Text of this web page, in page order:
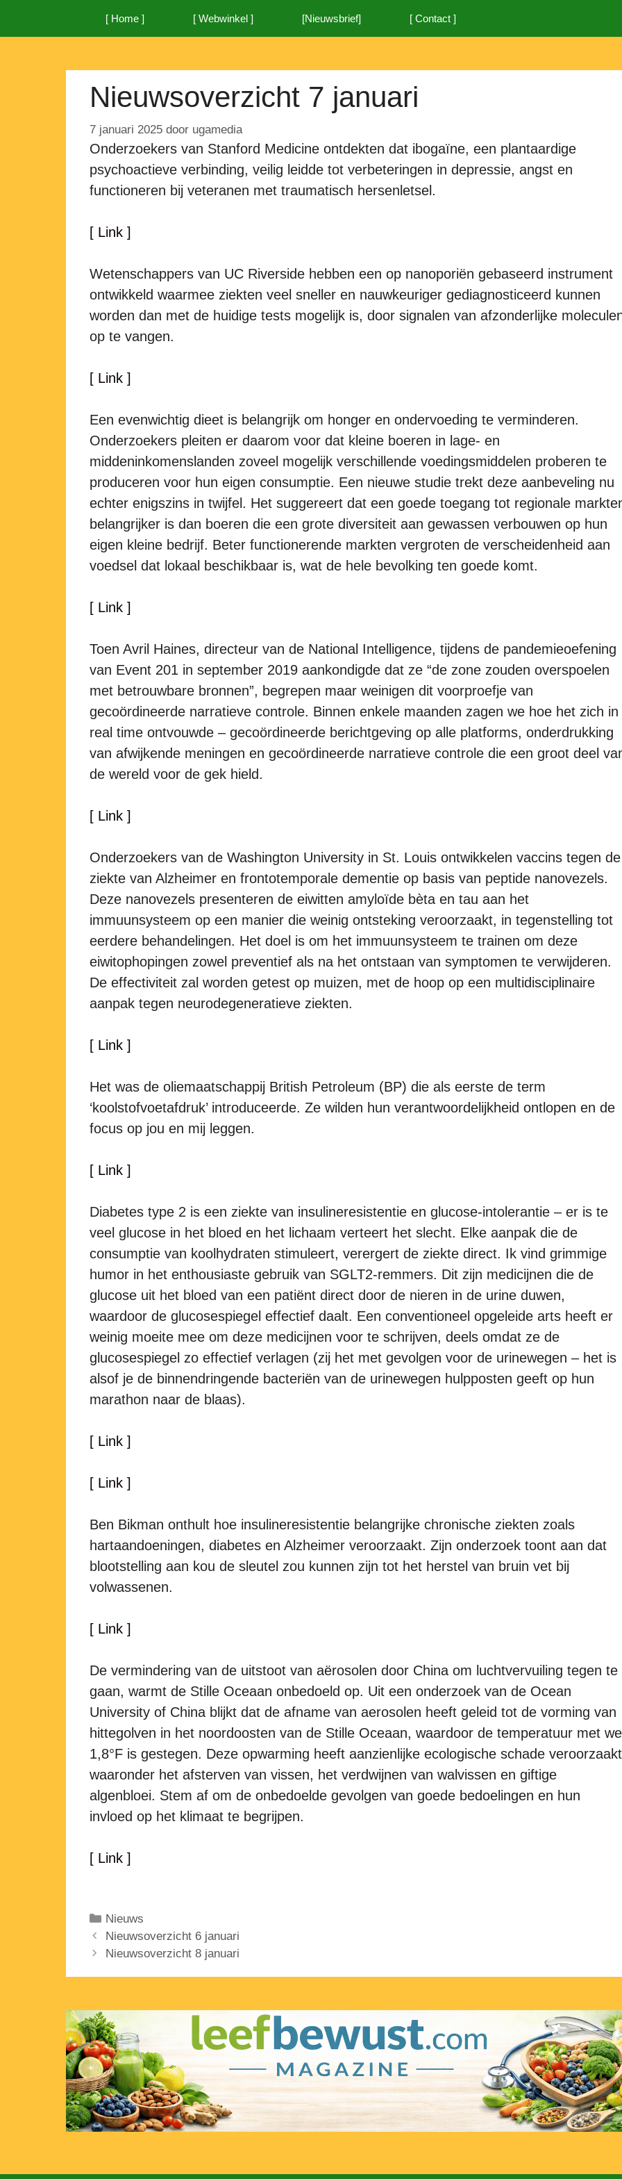
[ Home ] [ Webwinkel ] [Nieuwsbrief] [ Contact ]
Nieuwsoverzicht 7 januari
7 januari 2025 door ugamedia
Onderzoekers van Stanford Medicine ontdekten dat ibogaïne, een plantaardige
psychoactieve verbinding, veilig leidde tot verbeteringen in depressie, angst en
functioneren bij veteranen met traumatisch hersenletsel.
[ Link ]
Wetenschappers van UC Riverside hebben een op nanoporiën gebaseerd instrument
ontwikkeld waarmee ziekten veel sneller en nauwkeuriger gediagnosticeerd kunnen
worden dan met de huidige tests mogelijk is, door signalen van afzonderlijke
op te vangen.
[ Link ]
Een evenwichtig dieet is belangrijk om honger en ondervoeding te verminderen.
Onderzoekers pleiten er daarom voor dat kleine boeren in lage- en
middeninkomenslanden zoveel mogelijk verschillende voedingsmiddelen proberen te
produceren voor hun eigen consumptie. Een nieuwe studie trekt deze aanbeveling nu
echter enigszins in twijfel. Het suggereert dat een goede toegang tot regionale
belangrijker is dan boeren die een grote diversiteit aan gewassen verbouwen op hun
eigen kleine bedrijf. Beter functionerende markten vergroten de verscheidenheid aan
voedsel dat lokaal beschikbaar is, wat de hele bevolking ten goede komt.
[ Link ]
Toen Avril Haines, directeur van de National Intelligence, tijdens de pandemieoefening
van Event 201 in september 2019 aankondigde dat ze “de zone zouden overspoelen
met betrouwbare bronnen”, begrepen maar weinigen dit voorproefje van
gecoördineerde narratieve controle. Binnen enkele maanden zagen we hoe het zich in
real time ontvouwde – gecoördineerde berichtgeving op alle platforms, onderdrukking
van afwijkende meningen en gecoördineerde narratieve controle die een groot deel
de wereld voor de gek hield.
[ Link ]
Onderzoekers van de Washington University in St. Louis ontwikkelen vaccins tegen de
ziekte van Alzheimer en frontotemporale dementie op basis van peptide nanovezels.
Deze nanovezels presenteren de eiwitten amyloïde bèta en tau aan het
immuunsysteem op een manier die weinig ontsteking veroorzaakt, in tegenstelling tot
eerdere behandelingen. Het doel is om het immuunsysteem te trainen om deze
eiwitophopingen zowel preventief als na het ontstaan van symptomen te verwijderen.
De effectiviteit zal worden getest op muizen, met de hoop op een multidisciplinaire
aanpak tegen neurodegeneratieve ziekten.
[ Link ]
Het was de oliemaatschappij British Petroleum (BP) die als eerste de term
‘koolstofvoetafdruk’ introduceerde. Ze wilden hun verantwoordelijkheid ontlopen en de
focus op jou en mij leggen.
[ Link ]
Diabetes type 2 is een ziekte van insulineresistentie en glucose-intolerantie – er is te
veel glucose in het bloed en het lichaam verteert het slecht. Elke aanpak die de
consumptie van koolhydraten stimuleert, verergert de ziekte direct. Ik vind grimmige
humor in het enthousiaste gebruik van SGLT2-remmers. Dit zijn medicijnen die de
glucose uit het bloed van een patiënt direct door de nieren in de urine duwen,
waardoor de glucosespiegel effectief daalt. Een conventioneel opgeleide arts heeft er
weinig moeite mee om deze medicijnen voor te schrijven, deels omdat ze de
glucosespiegel zo effectief verlagen (zij het met gevolgen voor de urinewegen – het is
alsof je de binnendringende bacteriën van de urinewegen hulpposten geeft op hun
marathon naar de blaas).
[ Link ]
[ Link ]
Ben Bikman onthult hoe insulineresistentie belangrijke chronische ziekten zoals
hartaandoeningen, diabetes en Alzheimer veroorzaakt. Zijn onderzoek toont aan dat
blootstelling aan kou de sleutel zou kunnen zijn tot het herstel van bruin vet bij
volwassenen.
[ Link ]
De vermindering van de uitstoot van aërosolen door China om luchtvervuiling tegen te
gaan, warmt de Stille Oceaan onbedoeld op. Uit een onderzoek van de Ocean
University of China blijkt dat de afname van aerosolen heeft geleid tot de vorming van
hittegolven in het noordoosten van de Stille Oceaan, waardoor de temperatuur met
1,8°F is gestegen. Deze opwarming heeft aanzienlijke ecologische schade
waaronder het afsterven van vissen, het verdwijnen van walvissen en giftige
algenbloei. Stem af om de onbedoelde gevolgen van goede bedoelingen en hun
invloed op het klimaat te begrijpen.
[ Link ]
Categorieën
Nieuws
Nieuwsoverzicht 6 januari
Nieuwsoverzicht 8 januari